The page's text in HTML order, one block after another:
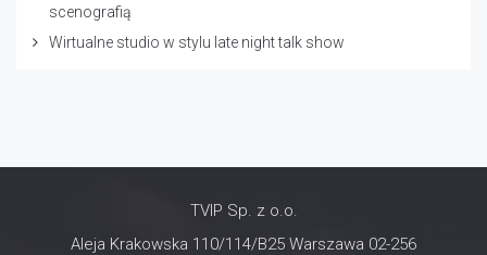
scenografią
Wirtualne studio w stylu late night talk show
TVIP Sp. z o.o.
Aleja Krakowska 110/114/B25 Warszawa 02-256